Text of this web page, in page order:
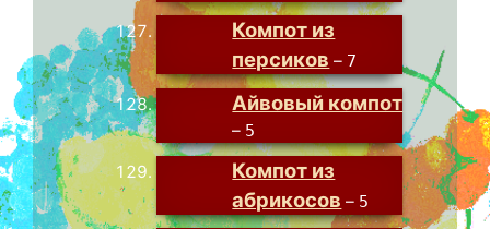
Компот из
персиков – 7
Айвовый компот
– 5
Компот из
абрикосов – 5